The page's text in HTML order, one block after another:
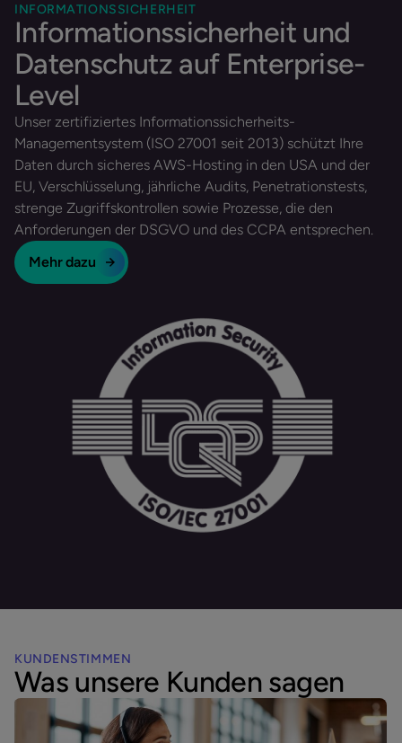
INFORMATIONSSICHERHEIT
Informationssicherheit und
Datenschutz auf Enterprise-
Level
Unser zertifiziertes Informationssicherheits-
Managementsystem (ISO 27001 seit 2013) schützt Ihre
Daten durch sicheres AWS-Hosting in den USA und der
EU, Verschlüsselung, jährliche Audits, Penetrationstests,
strenge Zugriffskontrollen sowie Prozesse, die den
Anforderungen der DSGVO und des CCPA entsprechen.
Mehr dazu
KUNDENSTIMMEN
Was unsere Kunden sagen